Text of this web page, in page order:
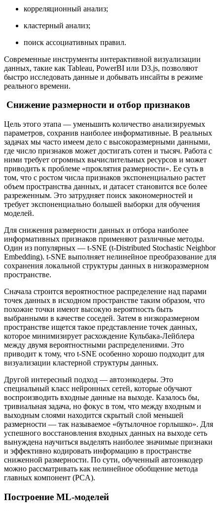
корреляционный анализ;
кластерный анализ;
поиск ассоциативных правил.
Современные инструменты интерактивной визуализации
данных, такие как Tableau, PowerBI или D3.js, позволяют
быстро исследовать данные и добывать инсайты в режиме
реального времени.
Снижение размерности и отбор признаков
Цель этого этапа — уменьшить количество анализируемых
параметров, сохранив наиболее информативные. В реальных
задачах мы часто имеем дело с высокоразмерными данными,
где число признаков может достигать сотен и тысяч. Работа с
ними требует огромных вычислительных ресурсов и может
приводить к проблеме «проклятия размерности». Ее суть в
том, что с ростом числа признаков экспоненциально растет
объем пространства данных, и датасет становится все более
разреженным. Это затрудняет поиск закономерностей и
требует экспоненциально большей выборки для обучения
моделей.
Для снижения размерности данных и отбора наиболее
информативных признаков применяют различные методы.
Один из популярных — t-SNE (t-Distributed Stochastic Neighbor
Embedding). t-SNE выполняет нелинейное преобразование для
сохранения локальной структуры данных в низкоразмерном
пространстве.
Сначала строится вероятностное распределение над парами
точек данных в исходном пространстве таким образом, что
похожие точки имеют высокую вероятность быть
выбранными в качестве соседей. Затем в низкоразмерном
пространстве ищется такое представление точек данных,
которое минимизирует расхождение Кульбака-Лейблера
между двумя вероятностными распределениями. Это
приводит к тому, что t-SNE особенно хорошо подходит для
визуализации кластерной структуры данных.
Другой интересный подход — автоэнкодеры. Это
специальный класс нейронных сетей, которые обучают
воспроизводить входные данные на выходе. Казалось бы,
тривиальная задача, но фокус в том, что между входным и
выходным слоями находится скрытый слой меньшей
размерности — так называемое «бутылочное горлышко». Для
успешного восстановления входных данных на выходе сеть
вынуждена научиться выделять наиболее значимые признаки
и эффективно кодировать информацию в пространстве
сниженной размерности. По сути, обученный автоэнкодер
можно рассматривать как нелинейное обобщение метода
главных компонент (PCA).
Построение ML-моделей